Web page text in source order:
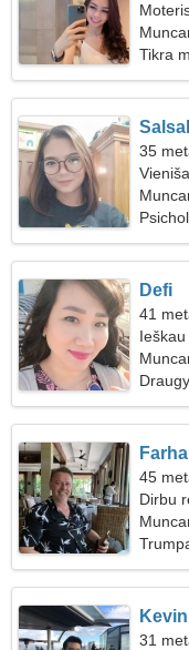
Tikra
35
Defi
41
45
Dirbu
Kevin
31